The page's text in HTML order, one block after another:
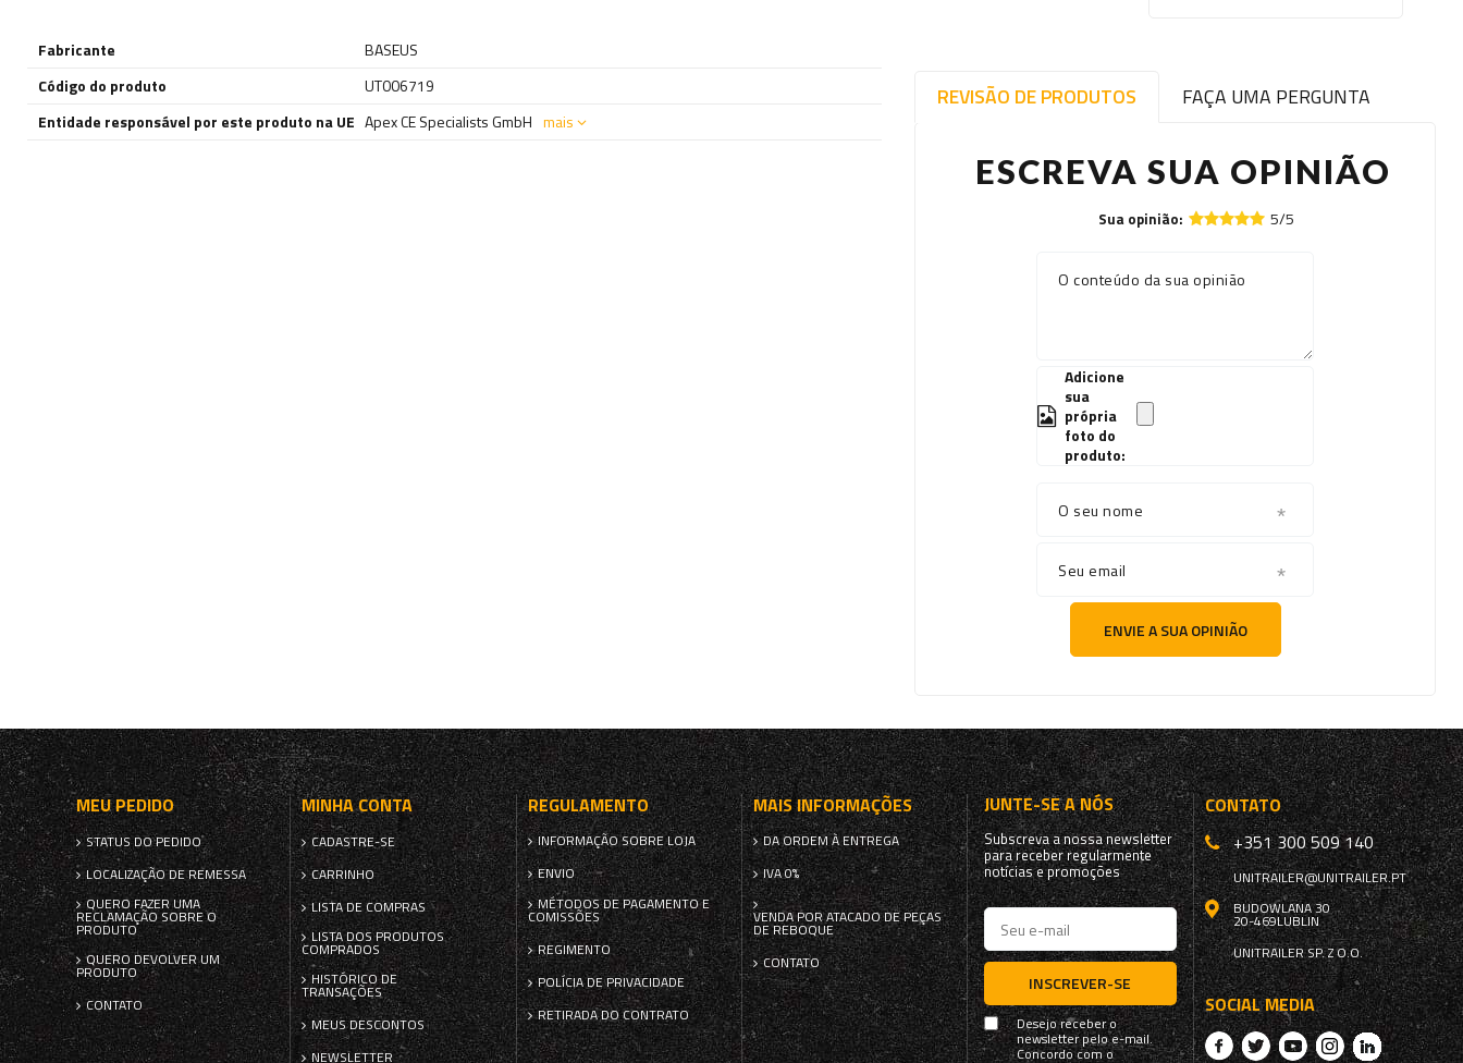
REVISÃO DE PRODUTOS FAÇA UMA PERGUNTA
ESCREVA SUA OPINIÃO
Sua opinião: 5/5
O conteúdo da sua opinião
Adicione
sua
própria
foto do
produto:
O seu nome
Seu email
ENVIE A SUA OPINIÃO
Fabricante
BASEUS
Código do produto
UT006719
Entidade responsável por este produto na UE Apex CE Specialists GmbH mais
MEU PEDIDO
STATUS DO PEDIDO
LOCALIZAÇÃO DE REMESSA
QUERO FAZER UMA
RECLAMAÇÃO SOBRE O
PRODUTO
QUERO DEVOLVER UM
PRODUTO
CONTATO
MINHA CONTA
CADASTRE-SE
CARRINHO
LISTA DE COMPRAS
LISTA DOS PRODUTOS
COMPRADOS
HISTÓRICO DE
TRANSAÇÕES
MEUS DESCONTOS
NEWSLETTER
REGULAMENTO
INFORMAÇÃO SOBRE LOJA
ENVIO
MÉTODOS DE PAGAMENTO E
COMISSÕES
REGIMENTO
POLÍCIA DE PRIVACIDADE
RETIRADA DO CONTRATO
MAIS INFORMAÇÕES
DA ORDEM À ENTREGA
IVA 0%
VENDA POR ATACADO DE PEÇAS
DE REBOQUE
CONTATO
JUNTE-SE A NÓS
Subscreva a nossa newsletter
para receber regularmente
notícias e promoções
INSCREVER-SE
Desejo receber o
newsletter pelo e-mail.
Concordo com o
CONTATO
+351 300 509 140
UNITRAILER@UNITRAILER.PT
BUDOWLANA 30
20-469LUBLIN
UNITRAILER SP. Z O.O.
SOCIAL MEDIA